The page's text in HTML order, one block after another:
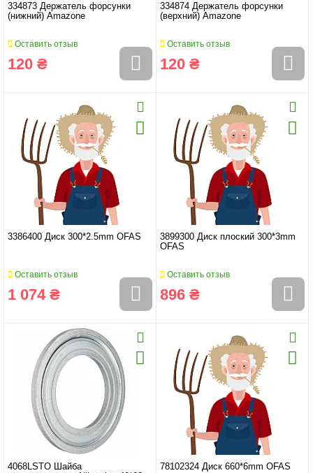
334873 Держатель форсунки
(нижний) Amazone
Оставить отзыв
120 ₴
334874 Держатель форсунки
(верхний) Amazone
Оставить отзыв
120 ₴
3386400 Диск 300*2.5mm OFAS
Оставить отзыв
1 074 ₴
3899300 Диск плоский 300*3mm
OFAS
Оставить отзыв
896 ₴
4068LSTO Шайба
78102324 Диск 660*6mm OFAS